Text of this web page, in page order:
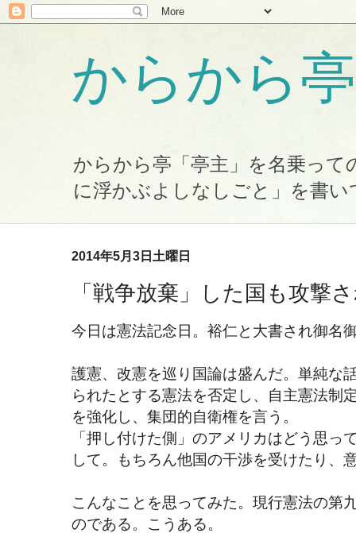
からから
からから亭「亭主」を名乗っ
に浮かぶよしなしごと」を書い
2014年5月3日土曜日
「戦争放棄」した国も攻撃
今日は憲法記念日。裕仁と大書され御名
護憲、改憲を巡り国論は盛んだ。単純な
られたとする憲法を否定し、自主憲法制
を強化し、集団的自衛権を言う。
「押し付けた側」のアメリカはどう思
して。もちろん他国の干渉を受けたり、
こんなことを思ってみた。現行憲法の第
のである。こうある。